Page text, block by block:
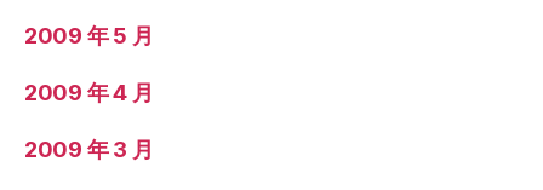
2009 年 5 月
2009 年 4 月
2009 年 3 月